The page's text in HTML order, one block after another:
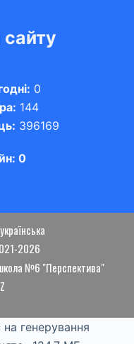
0
144
396169
0
2026
школа №6 "Перспектива"
генерування